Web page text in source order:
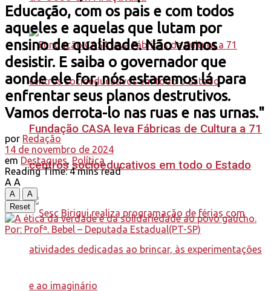
Fundação CASA leva Fábricas de Cultura a 71
centros socioeducativos em todo o Estado
Educação, com os pais e com todos
aqueles e aquelas que lutam por
ensino de qualidade. Não vamos
desistir. E saiba o governador que
aonde ele for, nós estaremos lá para
enfrentar seus planos destrutivos.
Vamos derrota-lo nas ruas e nas urnas."
por Redação
14 de novembro de 2024
em Destaques, Política
Reading Time: 4 mins read
A A
A
A
Reset